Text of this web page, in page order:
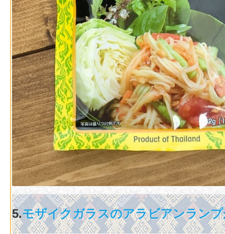
5.モザイクガラスのアラビアンラン